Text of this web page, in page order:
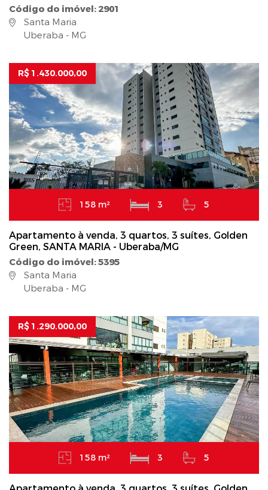
Código do imóvel: 2901
Santa Maria
Uberaba - MG
R$ 1.430.000,00
158 m² 3 5
Apartamento à venda, 3 quartos, 3 suítes, Golden
Green, SANTA MARIA - Uberaba/MG
Código do imóvel: 5395
Santa Maria
Uberaba - MG
R$ 1.290.000,00
158 m² 3 5